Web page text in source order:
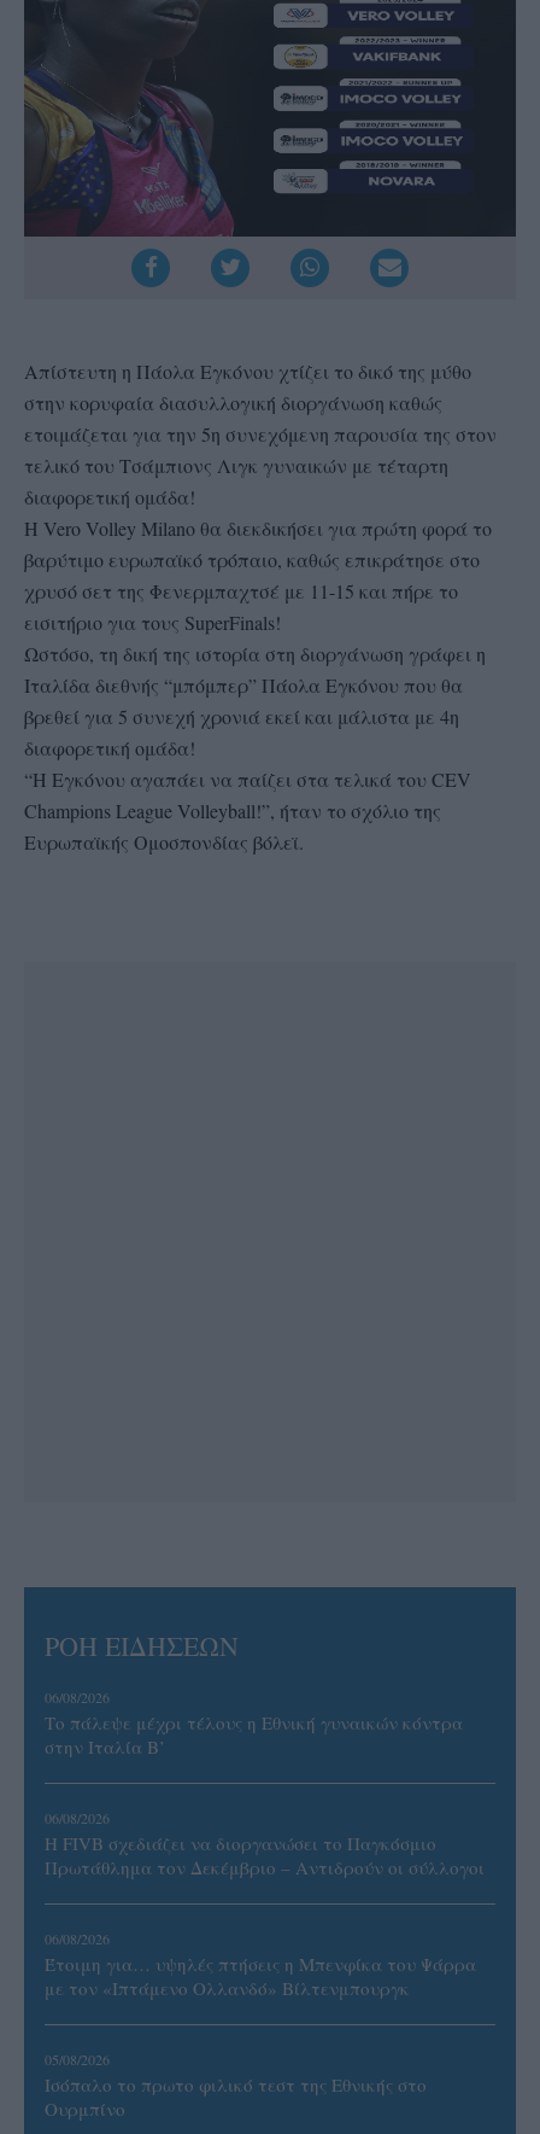
Απίστευτη η Πάολα Εγκόνου χτίζει το δικό της μύθο
στην κορυφαία διασυλλογική διοργάνωση καθώς
ετοιμάζεται για την 5η συνεχόμενη παρουσία της στον
τελικό του Τσάμπιονς Λιγκ γυναικών με τέταρτη
διαφορετική ομάδα!
Η Vero Volley Milano θα διεκδικήσει για πρώτη φορά το
βαρύτιμο ευρωπαϊκό τρόπαιο, καθώς επικράτησε στο
χρυσό σετ της Φενερμπαχτσέ με 11-15 και πήρε το
εισιτήριο για τους SuperFinals!
Ωστόσο, τη δική της ιστορία στη διοργάνωση γράφει η
Ιταλίδα διεθνής “μπόμπερ” Πάολα Εγκόνου που θα
βρεθεί για 5 συνεχή χρονιά εκεί και μάλιστα με 4η
διαφορετική ομάδα!
“Η Εγκόνου αγαπάει να παίζει στα τελικά του CEV
Champions League Volleyball!”, ήταν το σχόλιο της
Ευρωπαϊκής Ομοσπονδίας βόλεϊ.
ΡΟΗ ΕΙΔΗΣΕΩΝ
06/08/2026
Το πάλεψε μέχρι τέλους η Εθνική γυναικών κόντρα
στην Ιταλία Β’
06/08/2026
Η FIVB σχεδιάζει να διοργανώσει το Παγκόσμιο
Πρωτάθλημα τον Δεκέμβριο – Αντιδρούν οι σύλλογοι
06/08/2026
Έτοιμη για… υψηλές πτήσεις η Μπενφίκα του Ψάρρα
με τον «Ιπτάμενο Ολλανδό» Βίλτενμπουργκ
05/08/2026
Ισόπαλο το πρωτο φιλικό τεστ της Εθνικής στο
Ουρμπίνο